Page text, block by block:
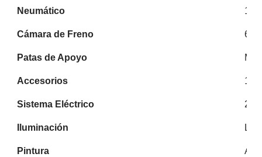
Neumático
Cámara de Freno 6
Patas de Apoyo
Accesorios 1
Sistema Eléctrico
Iluminación
Pintura